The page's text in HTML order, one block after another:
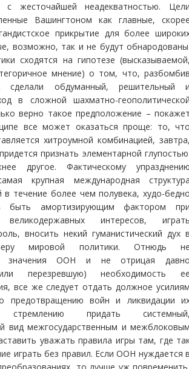
с жесточайшей неадекватностью.
Вашингтоном как главные,
прикрытие для более
возможно, так и не будут
сходятся на гипотезе
мнение) о том, что,
обдуманный, решительный
в сложной шахматно-
верно такое предположение –
все может оказаться проще: то,
хитроумной комбинацией,
признать элементарной
другое. Фактическому
крупная международная
течение более чем полувека, худо-
быть амортизирующим фактором
великодержавных интересов,
вносить некий гуманистический дух
мировой политики. Отнюдь
значения ООН и не отрицая
перезревшую) необходимость
все же следует отдать должное
предотвращению войн и ликвидации
стремлению придать
вид межгосударственным и
уважать правила игры там, где
играть без правил. Если ООН нуждается